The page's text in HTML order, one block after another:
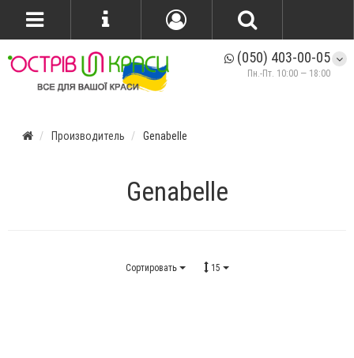
(050) 403-00-05
Пн.-Пт. 10:00 — 18:00
Производитель Genabelle
Genabelle
Сортировать 15